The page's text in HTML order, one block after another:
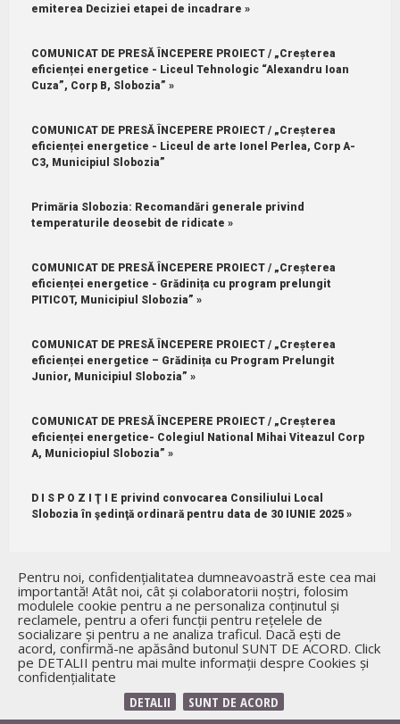
emiterea Deciziei etapei de incadrare »
COMUNICAT DE PRESĂ ÎNCEPERE PROIECT / „Creșterea
eficienței energetice - Liceul Tehnologic “Alexandru Ioan
Cuza”, Corp B, Slobozia” »
COMUNICAT DE PRESĂ ÎNCEPERE PROIECT / „Creșterea
eficienței energetice - Liceul de arte Ionel Perlea, Corp A-
C3, Municipiul Slobozia”
Primăria Slobozia: Recomandări generale privind
temperaturile deosebit de ridicate »
COMUNICAT DE PRESĂ ÎNCEPERE PROIECT / „Creșterea
eficienței energetice - Grădinița cu program prelungit
PITICOT, Municipiul Slobozia” »
COMUNICAT DE PRESĂ ÎNCEPERE PROIECT / „Creșterea
eficienței energetice – Grădinița cu Program Prelungit
Junior, Municipiul Slobozia” »
COMUNICAT DE PRESĂ ÎNCEPERE PROIECT / „Creșterea
eficienței energetice- Colegiul National Mihai Viteazul Corp
A, Municiopiul Slobozia” »
D I S P O Z I Ţ I E privind convocarea Consiliului Local
Slobozia în şedinţă ordinară pentru data de 30 IUNIE 2025 »
URBANISTIC GENERAL AL MUNICIPIULUI SLOBOZIA »
ANUNŢ PUBLIC EXPUR SA / DECIZIA ETAPEI DE ÎNCADRARE »
Informare Comuna Mărculești / ACTUALIZARE PLAN
URBANISTIC GENERAL COMUNA MARCULESTI, JUDETUL
Pentru noi, confidențialitatea dumneavoastră este cea mai
importantă! Atât noi, cât și colaboratorii noștri, folosim
modulele cookie pentru a ne personaliza conținutul și
reclamele, pentru a oferi funcții pentru rețelele de
socializare și pentru a ne analiza traficul. Dacă ești de
acord, confirmă-ne apăsând butonul SUNT DE ACORD. Click
pe DETALII pentru mai multe informații despre Cookies și
confidențialitate
DETALII
SUNT DE ACORD